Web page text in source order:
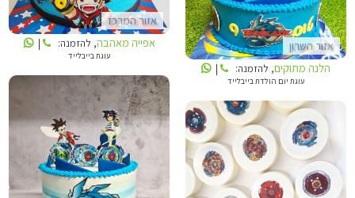
אזור המרכז
אפייה מאהבה, להזמנה: |
עוגת בייבלייד
אזור השרון
הלנה מתוקים, להזמנה: |
עוגת יום הולדת בייבלייד
הלנה מתוקים